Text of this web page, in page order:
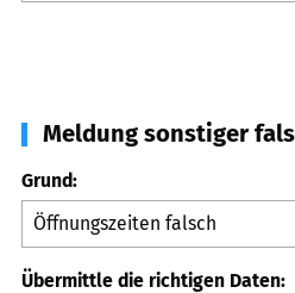
Meldung sonstiger
Grund:
Übermittle die richtigen Daten: